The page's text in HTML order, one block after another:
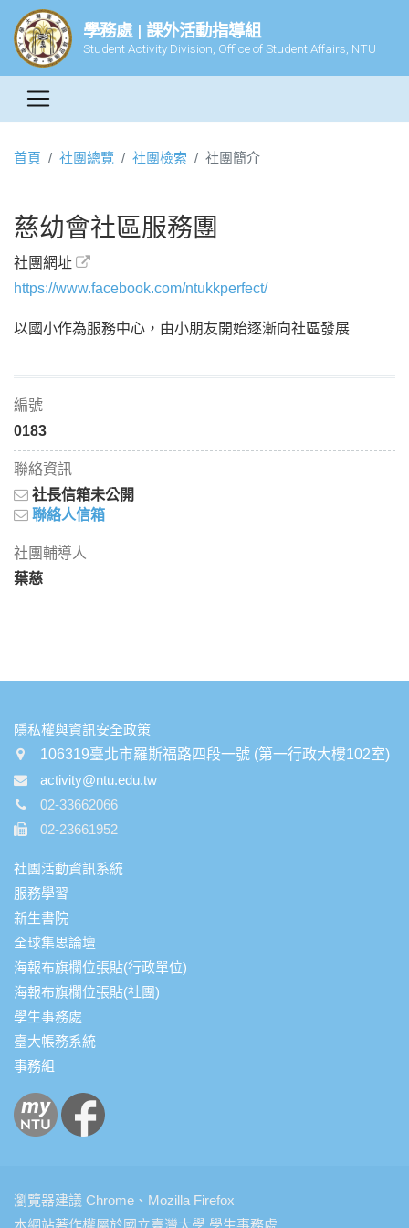
學務處 | 課外活動指導組
Student Activity Division, Office of Student Affairs, NTU
首頁 社團總覽 社團檢索 社團簡介
慈幼會社區服務團
社團網址
https://www.facebook.com/ntukkperfect/
以國小作為服務中心，由小朋友開始逐漸向社區發展
編號
0183
聯絡資訊
社長信箱未公開
聯絡人信箱
社團輔導人
葉慈
:::
隱私權與資訊安全政策
106319臺北市羅斯福路四段一號 (第一行政大樓102室)
activity@ntu.edu.tw
02-33662066
02-23661952
社團活動資訊系統
服務學習
新生書院
全球集思論壇
海報布旗欄位張貼(行政單位)
海報布旗欄位張貼(社團)
學生事務處
臺大帳務系統
事務組
瀏覽器建議 Chrome、Mozilla Firefox